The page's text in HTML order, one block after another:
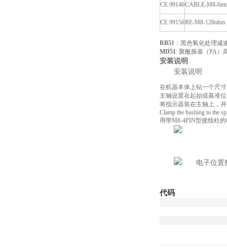
CE.99146CABLE-M8-6mt
CE.99156RE-M8-120ohm
RB51 ：黑色氧化处理减
MD51: 聚酰胺基（PA）
安装说明
安装说明
在机器本体上钻一个尺
主轴设置在起始或基准
将指示器装在主轴上，
Clamp the bushing to the
用带M8-4PIN型接线柱
代码